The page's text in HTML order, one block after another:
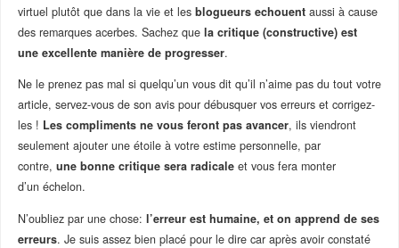
virtuel plutôt que dans la vie et les blogueurs echouentaussi à cause
des remarques acerbes. Sachez que la critique (constructive) est
une excellente manière de progresser.
Ne le prenez pas mal si quelqu’un vous dit qu’il n’aime pas du tout votre
article, servez-vous de son avis pour débusquer vos erreurs et corrigez-
les ! Les compliments ne vous feront pas avancer, ils viendront
seulement ajouter une étoile à votre estime personnelle, par
contre, une bonne critique sera radicaleet vous fera monter
d’un échelon.
N’oubliez par une chose: l’erreur est humaine, et on apprend de ses
erreurs. Je suis assez bien placé pour le dire car après avoir constaté